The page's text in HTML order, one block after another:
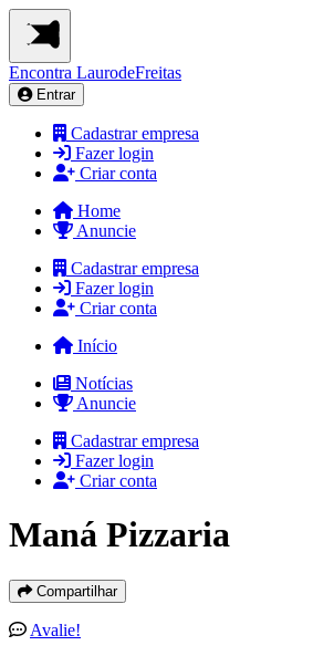
Encontra LaurodeFreitas
Entrar
Cadastrar empresa
Fazer login
Criar conta
Home
Anuncie
Cadastrar empresa
Fazer login
Criar conta
Início
Notícias
Anuncie
Cadastrar empresa
Fazer login
Criar conta
Maná Pizzaria
Compartilhar
Avalie!